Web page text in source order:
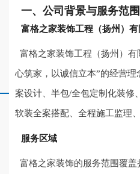
一、公司背景与服务范围
富格之家装饰工程（扬州）
富格之家装饰工程（扬州）
心筑家，以诚信立本”的经营
案设计、半包/全包定制化装修
软装全案搭配、全程施工监理
服务区域
富格之家装饰的服务范围覆